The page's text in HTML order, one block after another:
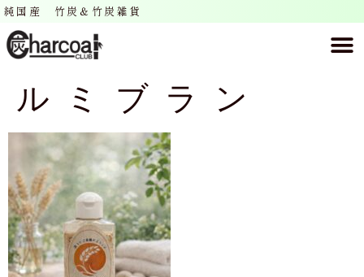
純国産 竹炭＆竹炭雑貨
ルミブラン